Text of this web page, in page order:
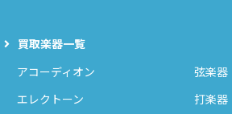
買取楽器一覧
アコーディオン
エレクトーン
弦楽器
打楽器